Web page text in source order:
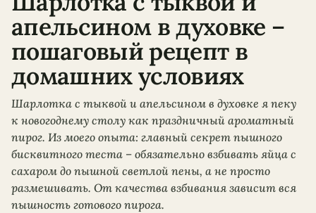
апельсином в духовке –
пошаговый рецепт в
домашних условиях
Шарлотка с тыквой и апельсином в духовке я пеку
к новогоднему столу как праздничный ароматный
пирог. Из моего опыта: главный секрет пышного
бисквитного теста – обязательно взбивать яйца с
сахаром до пышной светлой пены, а не просто
размешивать. От качества взбивания зависит вся
пышность готового пирога.